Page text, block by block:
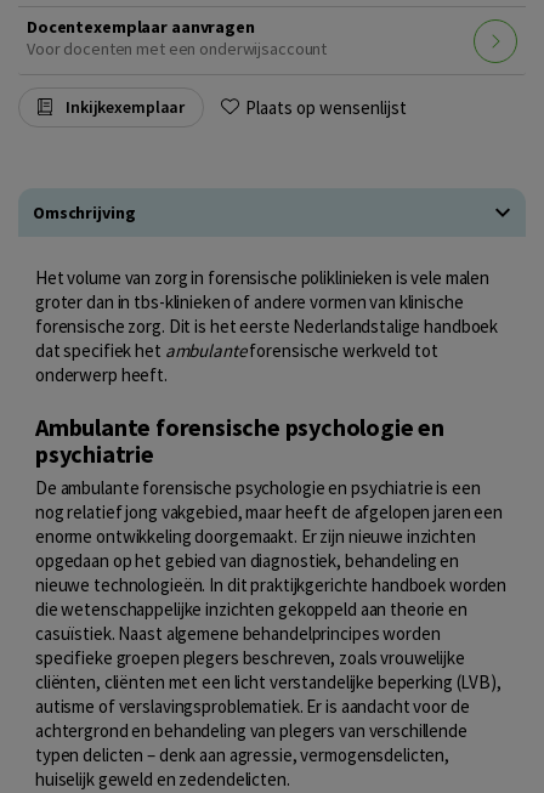
Docentexemplaar aanvragen
Voor docenten met een onderwijsaccount
Inkijkexemplaar Plaats op wensenlijst
Omschrijving
Het volume van zorg in forensische poliklinieken is vele malen
groter dan in tbs-klinieken of andere vormen van klinische
forensische zorg. Dit is het eerste Nederlandstalige handboek
dat specifiek het ambulanteforensische werkveld tot
onderwerp heeft.
Ambulante forensische psychologie en
psychiatrie
De ambulante forensische psychologie en psychiatrie is een
nog relatief jong vakgebied, maar heeft de afgelopen jaren een
enorme ontwikkeling doorgemaakt. Er zijn nieuwe inzichten
opgedaan op het gebied van diagnostiek, behandeling en
nieuwe technologieën. In dit praktijkgerichte handboek worden
die wetenschappelijke inzichten gekoppeld aan theorie en
casuïstiek. Naast algemene behandelprincipes worden
specifieke groepen plegers beschreven, zoals vrouwelijke
cliënten, cliënten met een licht verstandelijke beperking (LVB),
autisme of verslavingsproblematiek. Er is aandacht voor de
achtergrond en behandeling van plegers van verschillende
typen delicten – denk aan agressie, vermogensdelicten,
huiselijk geweld en zedendelicten.